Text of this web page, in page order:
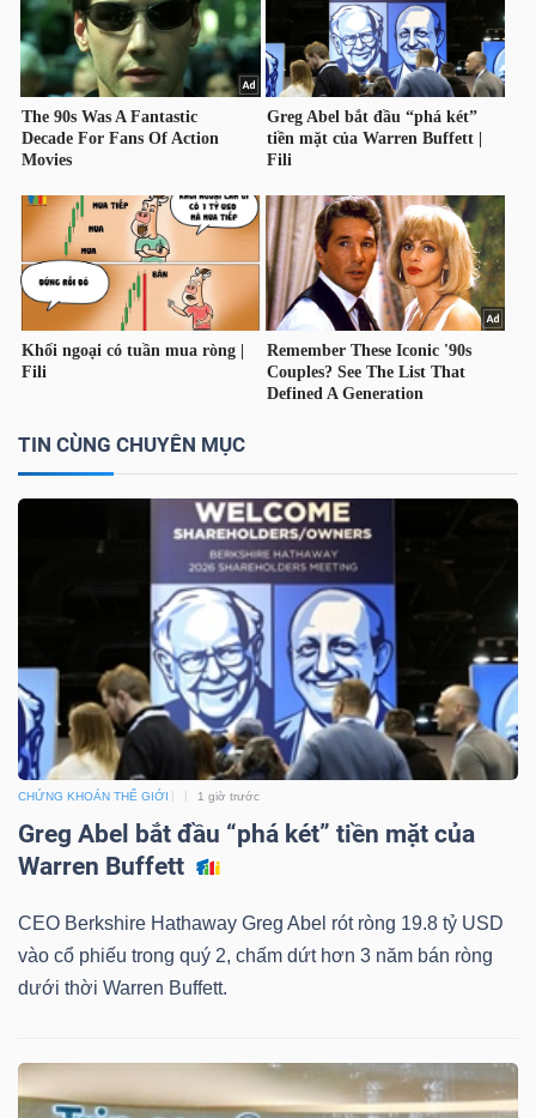
TIN CÙNG CHUYÊN MỤC
CHỨNG KHOÁN THẾ GIỚI 1 giờ trước
Greg Abel bắt đầu “phá két” tiền mặt của
Warren Buffett
CEO Berkshire Hathaway Greg Abel rót ròng 19.8 tỷ USD
vào cổ phiếu trong quý 2, chấm dứt hơn 3 năm bán ròng
dưới thời Warren Buffett.